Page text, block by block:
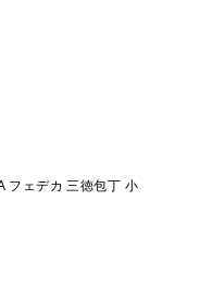
フェデカ 三徳包丁 小